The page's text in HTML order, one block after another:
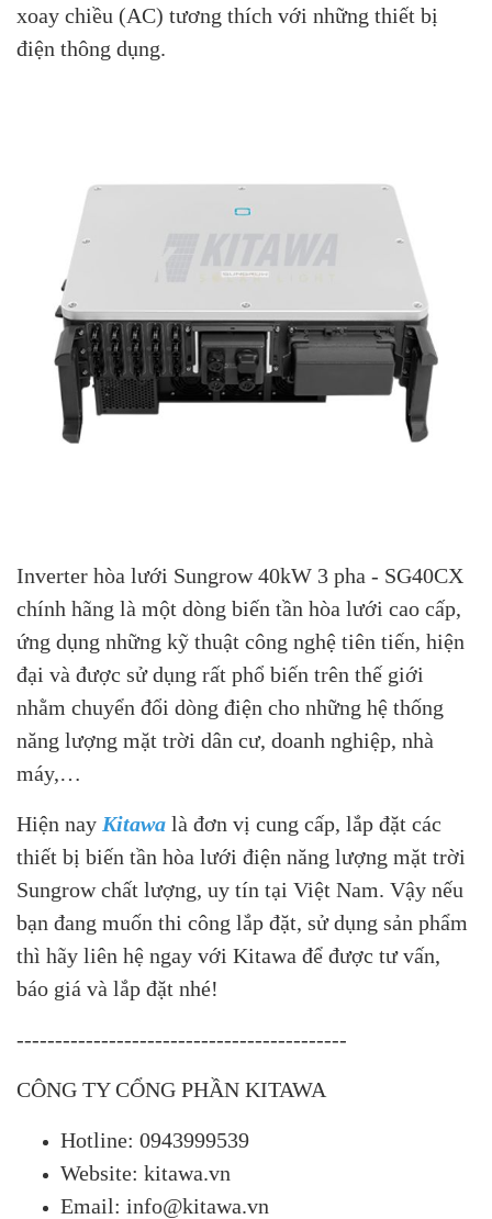
xoay chiều (AC) tương thích với những thiết bị
điện thông dụng.
Inverter hòa lưới Sungrow 40kW 3 pha - SG40CX
chính hãng là một dòng biến tần hòa lưới cao cấp,
ứng dụng những kỹ thuật công nghệ tiên tiến, hiện
đại và được sử dụng rất phổ biến trên thế giới
nhằm chuyển đổi dòng điện cho những hệ thống
năng lượng mặt trời dân cư, doanh nghiệp, nhà
máy,…
Hiện nay Kitawa là đơn vị cung cấp, lắp đặt các
thiết bị biến tần hòa lưới điện năng lượng mặt trời
Sungrow chất lượng, uy tín tại Việt Nam. Vậy nếu
bạn đang muốn thi công lắp đặt, sử dụng sản phẩm
thì hãy liên hệ ngay với Kitawa để được tư vấn,
báo giá và lắp đặt nhé!
-------------------------------------------
CÔNG TY CỔNG PHẦN KITAWA
Hotline: 0943999539
Website: kitawa.vn
Email: info@kitawa.vn